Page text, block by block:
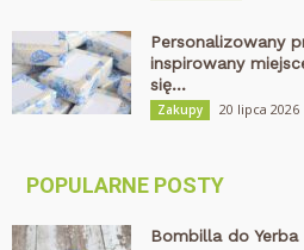
Personalizowany
inspirowany
się...
Zakupy 20 lipca 2026
POPULARNE POSTY
Bombilla do Yerba